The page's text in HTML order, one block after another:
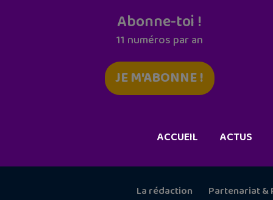
Abonne-toi !
11 numéros par an
JE M'ABONNE !
ACCUEIL ACTUS
La rédaction Partenariat &